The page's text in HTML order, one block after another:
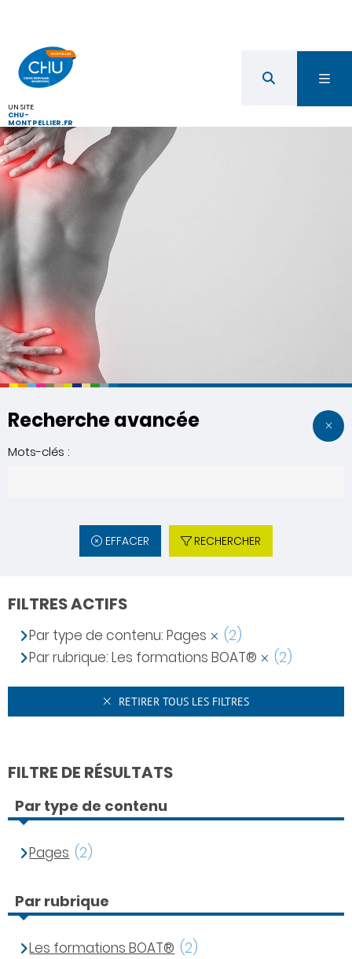
UN SITE
CHU-
MONTPELLIER.FR
Recherche avancée
Mots-clés :
EFFACER RECHERCHER
FILTRES ACTIFS
Par type de contenu: Pages
(2)
Par rubrique: Les formations BOAT®
(2)
RETIRER TOUS LES FILTRES
FILTRE DE RÉSULTATS
Par type de contenu
Pages (2)
Par rubrique
Les formations BOAT® (2)